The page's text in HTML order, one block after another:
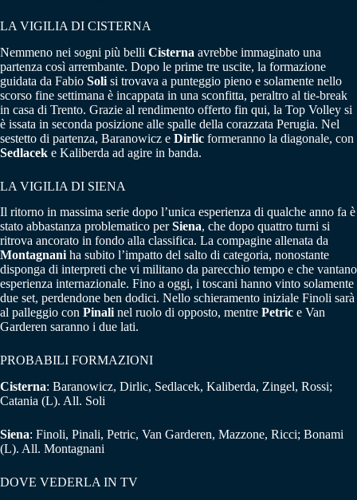
LA VIGILIA DI CISTERNA
Nemmeno nei sogni più belli Cisterna avrebbe immaginato una
partenza così arrembante. Dopo le prime tre uscite, la formazione
guidata da Fabio Soli si trovava a punteggio pieno e solamente nello
scorso fine settimana è incappata in una sconfitta, peraltro al tie-break
in casa di Trento. Grazie al rendimento offerto fin qui, la Top Volley si
è issata in seconda posizione alle spalle della corazzata Perugia. Nel
sestetto di partenza, Baranowicz e Dirlic formeranno la diagonale, con
Sedlacek e Kaliberda ad agire in banda.
LA VIGILIA DI SIENA
Il ritorno in massima serie dopo l’unica esperienza di qualche anno fa è
stato abbastanza problematico perSiena, che dopo quattro turni si
ritrova ancorato in fondo alla classifica. La compagine allenata da
Montagnani ha subito l’impatto del salto di categoria, nonostante
disponga di interpreti che vi militano da parecchio tempo e che vantano
esperienza internazionale. Fino a oggi, i toscani hanno vinto solamente
due set, perdendone ben dodici. Nello schieramento iniziale Finoli sarà
al palleggio con Pinali nel ruolo di opposto, mentre Petric e Van
Garderen saranno i due lati.
PROBABILI FORMAZIONI
Cisterna: Baranowicz, Dirlic, Sedlacek, Kaliberda, Zingel, Rossi;
Catania (L). All. Soli
Siena: Finoli, Pinali, Petric, Van Garderen, Mazzone, Ricci; Bonami
(L). All. Montagnani
DOVE VEDERLA IN TV